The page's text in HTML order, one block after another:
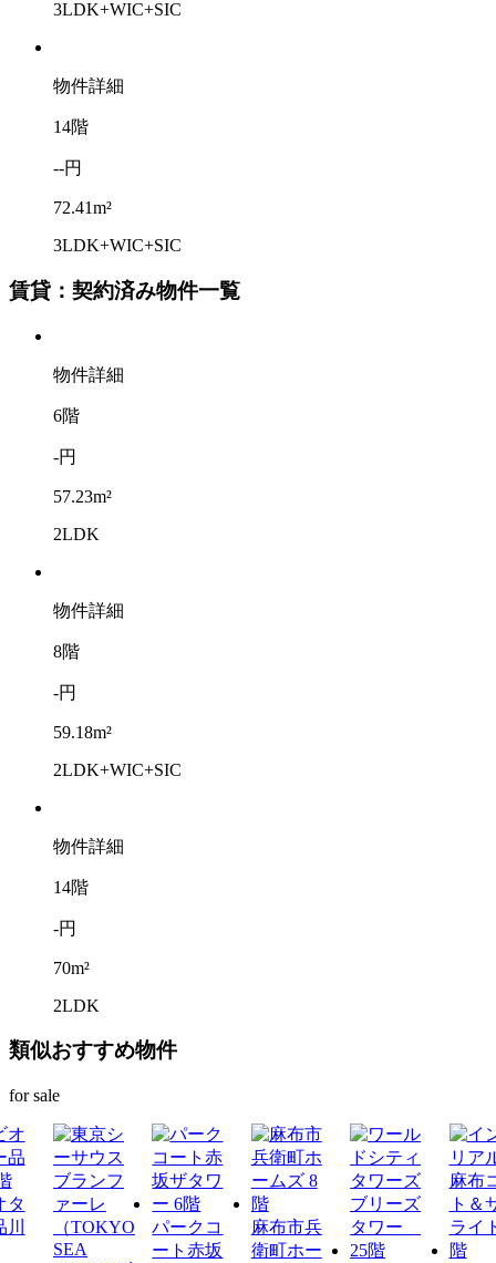
3LDK+WIC+SIC
物件詳細
14階
--円
72.41m²
3LDK+WIC+SIC
賃貸：契約済み物件一覧
物件詳細
6階
-円
57.23m²
2LDK
物件詳細
8階
-円
59.18m²
2LDK+WIC+SIC
物件詳細
14階
-円
70m²
2LDK
類似おすすめ物件
for sale
タ
パークコ
ート赤坂
麻布市兵
衛町ホー